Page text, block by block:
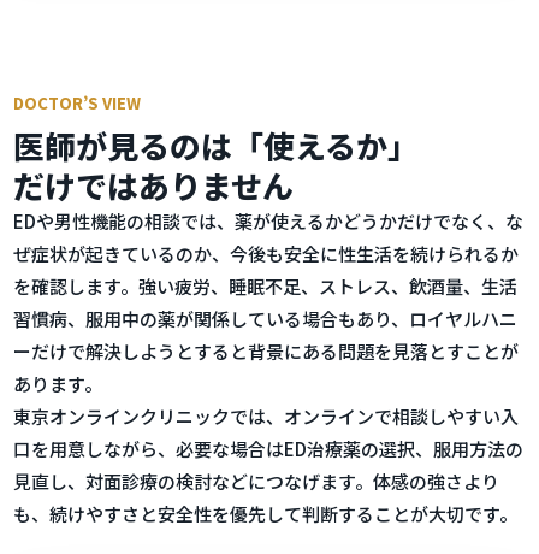
DOCTOR’S VIEW
医師が見るのは「使えるか」
だけではありません
EDや男性機能の相談では、薬が使えるかどうかだけでなく、な
ぜ症状が起きているのか、今後も安全に性生活を続けられるか
を確認します。強い疲労、睡眠不足、ストレス、飲酒量、生活
習慣病、服用中の薬が関係している場合もあり、ロイヤルハニ
ーだけで解決しようとすると背景にある問題を見落とすことが
あります。
東京オンラインクリニックでは、オンラインで相談しやすい入
口を用意しながら、必要な場合はED治療薬の選択、服用方法の
見直し、対面診療の検討などにつなげます。体感の強さより
も、続けやすさと安全性を優先して判断することが大切です。